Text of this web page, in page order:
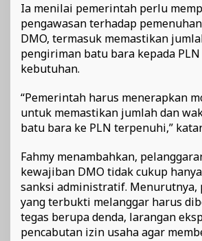
Ia menilai pemerintah perlu
pengawasan terhadap
DMO, termasuk memastikan
pengiriman batu bara kepada
kebutuhan.
“Pemerintah harus menerapkan
untuk memastikan jumlah dan
batu bara ke PLN terpenuhi,”
Fahmy menambahkan,
kewajiban DMO tidak cukup
sanksi administratif. Menurutnya,
yang terbukti melanggar harus
tegas berupa denda, larangan
pencabutan izin usaha agar